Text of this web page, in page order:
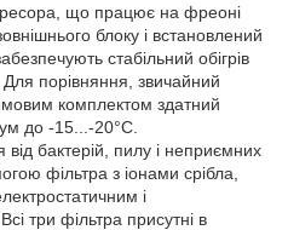
що працює на фреоні
блоку і встановлений
стабільний обігрів
порівняння, звичайний
комплектом здатний
до -15...-20°С.
від бактерій, пилу і неприємних
фільтра з іонами срібла,
і
три фільтра присутні в